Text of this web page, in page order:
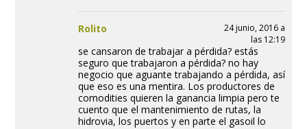
Rolito
24 junio, 2016 a
las 12:19
se cansaron de trabajar a pérdida? estás
seguro que trabajaron a pérdida? no hay
negocio que aguante trabajando a pérdida, así
que eso es una mentira. Los productores de
comodities quieren la ganancia limpia pero te
cuento que el mantenimiento de rutas, la
hidrovia, los puertos y en parte el gasoil lo